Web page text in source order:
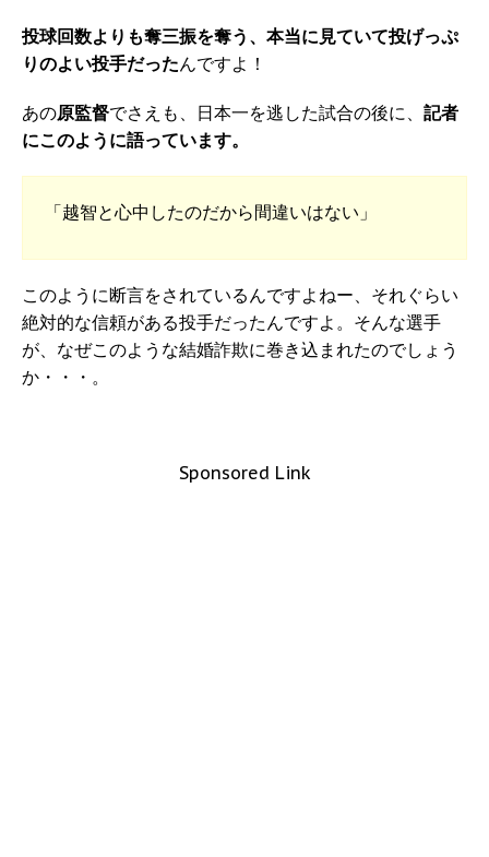
投球回数よりも奪三振を奪う、本当に見ていて投げっぷ
りのよい投手だったんですよ！
あの原監督でさえも、日本一を逃した試合の後に、 記者
にこのように語っています。
「越智と心中したのだから間違いはない」
このように断言をされているんですよねー、それぐらい
絶対的な信頼がある投手だったんですよ。そんな選手
が、なぜこのような結婚詐欺に巻き込まれたのでしょう
か・・・。
Sponsored Link